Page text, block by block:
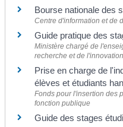
Bourse nationale des
Centre d'information et de
Guide pratique des
Ministère chargé de
recherche et de l'innovation
Prise en charge de
élèves et étudiants
Fonds pour l'insertion des
fonction publique
Guide des stages